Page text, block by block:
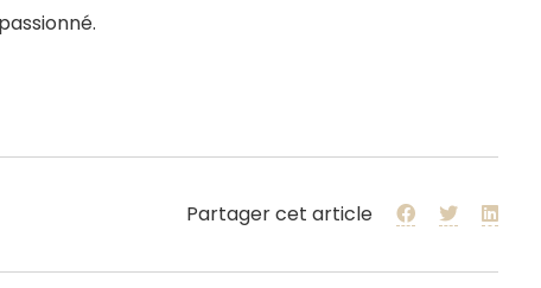
Partager cet article